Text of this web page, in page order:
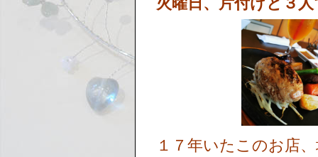
１７年いたこのお店